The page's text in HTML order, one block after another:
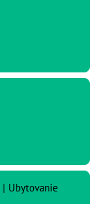
| Ubytovanie